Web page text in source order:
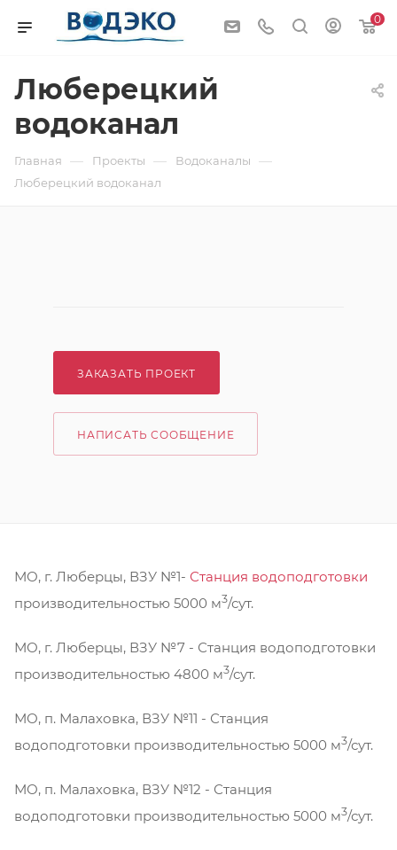
0
Люберецкий
водоканал
Главная — Проекты — Водоканалы —
Люберецкий водоканал
ЗАКАЗАТЬ ПРОЕКТ
НАПИСАТЬ СООБЩЕНИЕ
МО, г. Люберцы, ВЗУ №1- Станция водоподготовки
производительностью 5000 м3/сут.
МО, г. Люберцы, ВЗУ №7 - Станция водоподготовки
производительностью 4800 м3/сут.
МО, п. Малаховка, ВЗУ №11 - Станция
водоподготовки производительностью 5000 м3/сут.
МО, п. Малаховка, ВЗУ №12 - Станция
водоподготовки производительностью 5000 м3/сут.